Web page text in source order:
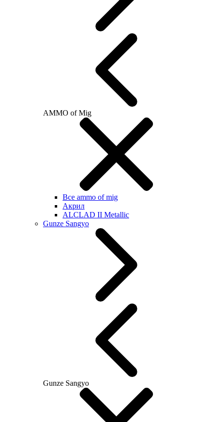
AMMO of Mig
Все ammo of mig
Акрил
ALCLAD II Metallic
Gunze Sangyo
Gunze Sangyo